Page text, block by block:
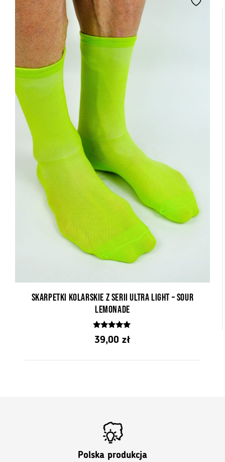
Skarpetki kolarskie z serii Ultra Light – Sour
Lemonade
5.00
z 5
39,00 zł
Polska produkcja